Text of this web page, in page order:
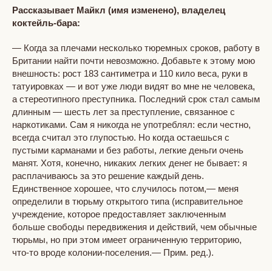
Рассказывает Майкл (имя изменено), владелец
коктейль-бара:
— Когда за плечами несколько тюремных сроков, работу в
Британии найти почти невозможно. Добавьте к этому мою
внешность: рост 183 сантиметра и 110 кило веса, руки в
татуировках — и вот уже люди видят во мне не человека,
а стереотипного преступника. Последний срок стал самым
длинным — шесть лет за преступление, связанное с
наркотиками. Сам я никогда не употреблял: если честно,
всегда считал это глупостью. Но когда остаешься с
пустыми карманами и без работы, легкие деньги очень
манят. Хотя, конечно, никаких легких денег не бывает: я
расплачиваюсь за это решение каждый день.
Единственное хорошее, что случилось потом,— меня
определили в тюрьму открытого типа (исправительное
учреждение, которое предоставляет заключенным
больше свободы передвижения и действий, чем обычные
тюрьмы, но при этом имеет ограниченную территорию,
что-то вроде колонии-поселения.— Прим. ред.).